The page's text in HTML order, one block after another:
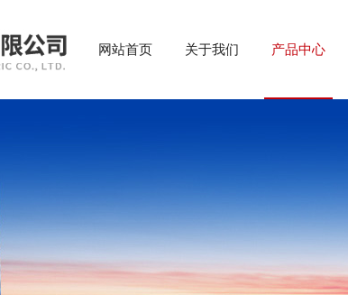
网站首页 关于我们 产品中心